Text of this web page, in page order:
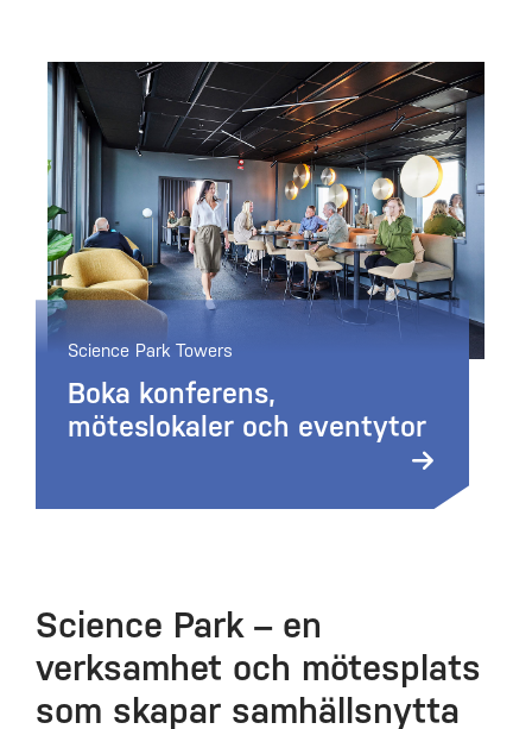
Science Park Towers
Boka konferens,
möteslokaler och eventytor
Science Park – en
verksamhet och mötesplats
som skapar samhällsnytta